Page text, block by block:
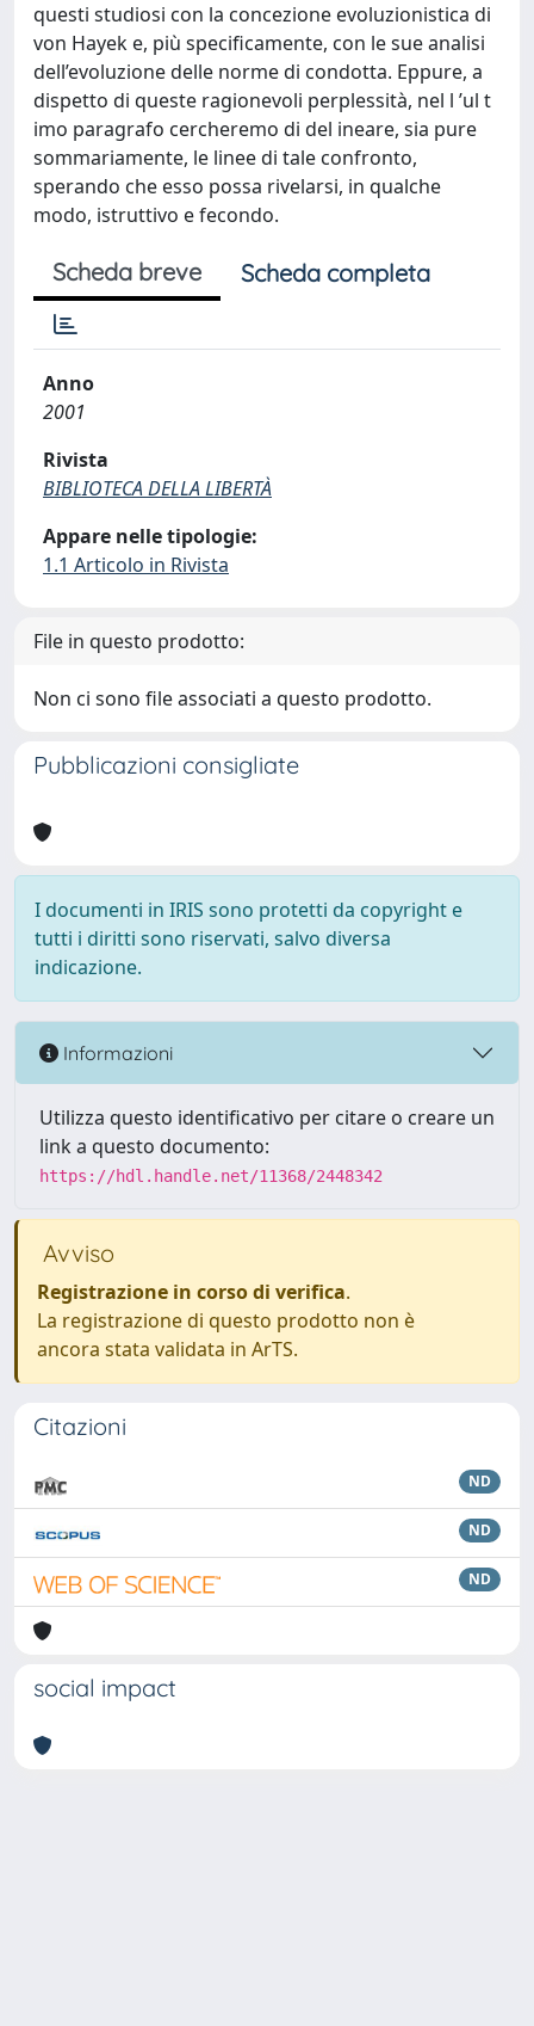
questi studiosi con la concezione evoluzionistica di
von Hayek e, più specificamente, con le sue analisi
dell’evoluzione delle norme di condotta. Eppure, a
dispetto di queste ragionevoli perplessità, nel l ’ul t
imo paragrafo cercheremo di del ineare, sia pure
sommariamente, le linee di tale confronto,
sperando che esso possa rivelarsi, in qualche
modo, istruttivo e fecondo.
Scheda breve Scheda completa
Anno
2001
Rivista
BIBLIOTECA DELLA LIBERTÀ
Appare nelle tipologie:
1.1 Articolo in Rivista
File in questo prodotto:
Non ci sono file associati a questo prodotto.
Pubblicazioni consigliate
I documenti in IRIS sono protetti da copyright e
tutti i diritti sono riservati, salvo diversa
indicazione.
Informazioni
Utilizza questo identificativo per citare o creare un
link a questo documento:
https://hdl.handle.net/11368/2448342
Avviso
Registrazione in corso di verifica.
La registrazione di questo prodotto non è
ancora stata validata in ArTS.
Citazioni
ND
ND
ND
social impact